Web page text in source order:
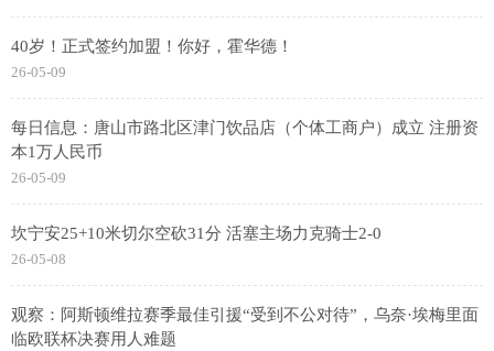
40岁！正式签约加盟！你好，霍华德！
26-05-09
每日信息：唐山市路北区津门饮品店（个体工商户）成立 注册资
本1万人民币
26-05-09
坎宁安25+10米切尔空砍31分 活塞主场力克骑士2-0
26-05-08
观察：阿斯顿维拉赛季最佳引援“受到不公对待”，乌奈·埃梅里面
临欧联杯决赛用人难题